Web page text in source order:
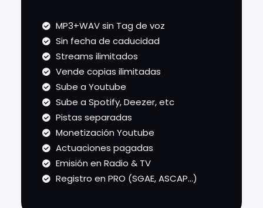
MP3+WAV sin Tag de voz
Sin fecha de caducidad
Streams ilimitados
Vende copias ilimitadas
Sube a Youtube
Sube a Spotify, Deezer, etc
Pistas separadas
Monetización Youtube
Actuaciones pagadas
Emisión en Radio & TV
Registro en PRO (SGAE, ASCAP...)